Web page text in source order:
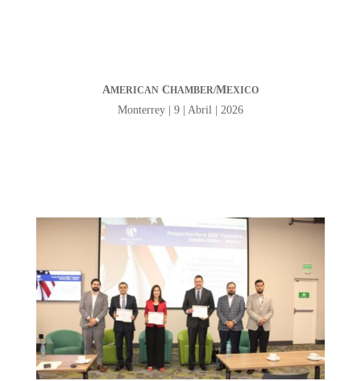
AMERICANCHAMBER/MEXICO
Monterrey | 9 | Abril | 2026